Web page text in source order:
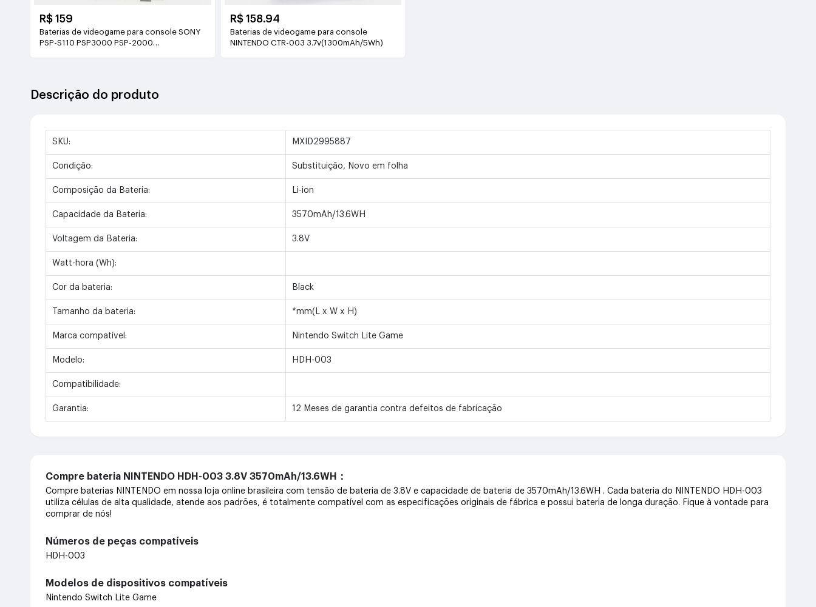
R$ 159
Baterias de videogame para console SONY
PSP-S110 PSP3000 PSP-2000
R$ 158.94
Baterias de videogame para console
NINTENDO CTR-003 3.7v(1300mAh/5Wh)
Descrição do produto
SKU: MXID2995887
Condição: Substituição, Novo em folha
Composição da Bateria: Li-ion
Capacidade da Bateria: 3570mAh/13.6WH
Voltagem da Bateria: 3.8V
Watt-hora (Wh):
Cor da bateria: Black
Tamanho da bateria: *mm(L x W x H)
Marca compatível: Nintendo Switch Lite Game
Modelo: HDH-003
Compatibilidade:
Garantia: 12 Meses de garantia contra defeitos de fabricação
Compre bateria NINTENDO HDH-003 3.8V 3570mAh/13.6WH：
Compre baterias NINTENDO em nossa loja online brasileira com tensão de bateria de 3.8V e capacidade de bateria de 3570mAh/13.6WH . Cada bateria do NINTENDO HDH-003
utiliza células de alta qualidade, atende aos padrões, é totalmente compatível com as especificações originais de fábrica e possui bateria de longa duração. Fique à vontade para
comprar de nós!
Números de peças compatíveis
HDH-003
Modelos de dispositivos compatíveis
Nintendo Switch Lite Game